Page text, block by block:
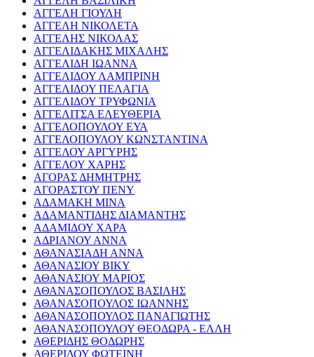
ΑΓΓΕΛΗ ΓΙΟΥΛΗ
ΑΓΓΕΛΗ ΝΙΚΟΛΕΤΑ
ΑΓΓΕΛΗΣ ΝΙΚΟΛΑΣ
ΑΓΓΕΛΙΔΑΚΗΣ ΜΙΧΑΛΗΣ
ΑΓΓΕΛΙΔΗ ΙΩΑΝΝΑ
ΑΓΓΕΛΙΔΟΥ ΛΑΜΠΡΙΝΗ
ΑΓΓΕΛΙΔΟΥ ΠΕΛΑΓΙΑ
ΑΓΓΕΛΙΔΟΥ ΤΡΥΦΩΝΙΑ
ΑΓΓΕΛΙΤΣΑ ΕΛΕΥΘΕΡΙΑ
ΑΓΓΕΛΟΠΟΥΛΟΥ ΕΥΑ
ΑΓΓΕΛΟΠΟΥΛΟΥ ΚΩΝΣΤΑΝΤΙΝΑ
ΑΓΓΕΛΟΥ ΑΡΓΥΡΗΣ
ΑΓΓΕΛΟΥ ΧΑΡΗΣ
ΑΓΟΡΑΣ ΔΗΜΗΤΡΗΣ
ΑΓΟΡΑΣΤΟΥ ΠΕΝΥ
ΑΔΑΜΑΚΗ ΜΙΝΑ
ΑΔΑΜΑΝΤΙΔΗΣ ΔΙΑΜΑΝΤΗΣ
ΑΔΑΜΙΔΟΥ ΧΑΡΑ
ΑΔΡΙΑΝΟΥ ΑΝΝΑ
ΑΘΑΝΑΣΙΑΔΗ ΑΝΝΑ
ΑΘΑΝΑΣΙΟΥ ΒΙΚΥ
ΑΘΑΝΑΣΙΟΥ ΜΑΡΙΟΣ
ΑΘΑΝΑΣΟΠΟΥΛΟΣ ΒΑΣΙΛΗΣ
ΑΘΑΝΑΣΟΠΟΥΛΟΣ ΙΩΑΝΝΗΣ
ΑΘΑΝΑΣΟΠΟΥΛΟΣ ΠΑΝΑΓΙΩΤΗΣ
ΑΘΑΝΑΣΟΠΟΥΛΟΥ ΘΕΟΔΩΡΑ - ΕΛΛΗ
ΑΘΕΡΙΔΗΣ ΘΟΔΩΡΗΣ
ΑΘΕΡΙΔΟΥ ΦΩΤΕΙΝΗ